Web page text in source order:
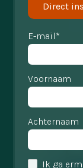
Direct
E-mail*
Voornaam
Achternaam
Ik ga